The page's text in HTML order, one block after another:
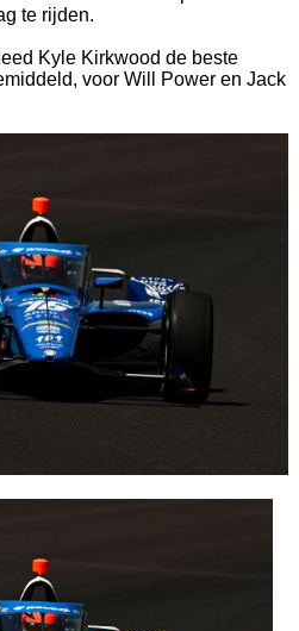
te rijden.
Kyle Kirkwood de beste
voor Will Power en Jack